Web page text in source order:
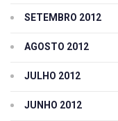
SETEMBRO 2012
AGOSTO 2012
JULHO 2012
JUNHO 2012